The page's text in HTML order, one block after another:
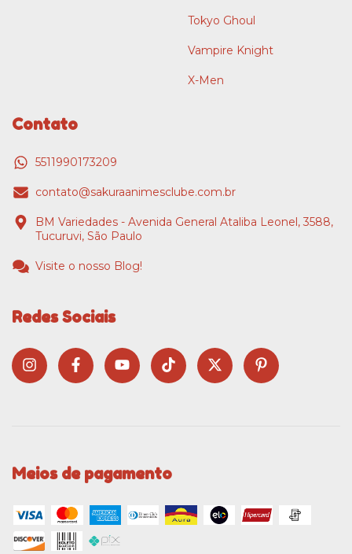
Tokyo Ghoul
Vampire Knight
X-Men
Contato
5511990173209
contato@sakuraanimesclube.com.br
BM Variedades - Avenida General Ataliba Leonel, 3588,
Tucuruvi, São Paulo
Visite o nosso Blog!
Redes Sociais
Meios de pagamento